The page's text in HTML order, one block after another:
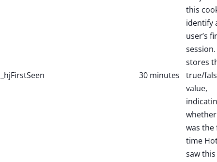
_hjFirstSeen 30 minutes
this
identify
user’s
stores
true/
value,
was the
time
saw